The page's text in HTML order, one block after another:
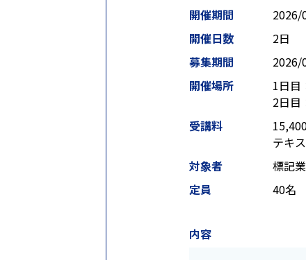
開催期間
2026/
開催日数
2日
募集期間
2026/
開催場所
1日目
2日目
受講料
テキ
対象者
標記
定員
40名
内容